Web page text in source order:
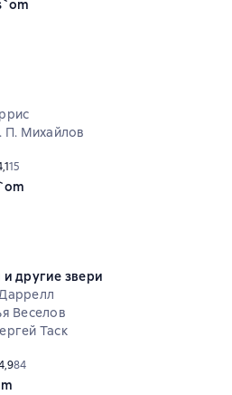
П. Михайлов
рейтинг 4,1 на основе 15 оценок
15
другие звери
Веселов
Таск
рейтинг 4,9 на основе 84 оценок
84